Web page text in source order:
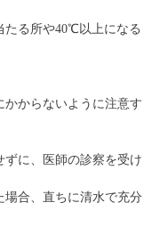
たる所や40℃以上になる
かからないように注意す
ずに、医師の診察を受け
場合、直ちに清水で充分